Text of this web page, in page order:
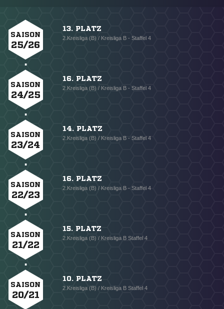
SAISON
25/26
13. PLATZ
2.Kreisliga (B) / Kreisliga B - Staffel 4
SAISON
24/25
16. PLATZ
2.Kreisliga (B) / Kreisliga B - Staffel 4
SAISON
23/24
14. PLATZ
2.Kreisliga (B) / Kreisliga B - Staffel 4
SAISON
22/23
16. PLATZ
2.Kreisliga (B) / Kreisliga B - Staffel 4
SAISON
21/22
15. PLATZ
2.Kreisliga (B) / Kreisliga B Staffel 4
SAISON
20/21
10. PLATZ
2.Kreisliga (B) / Kreisliga B Staffel 4